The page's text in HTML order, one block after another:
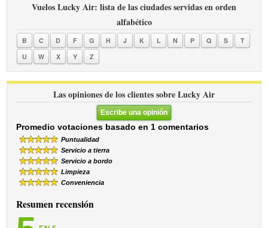
Vuelos Lucky Air: lista de las ciudades servidas en orden
alfabético
B C D F G H J K L N P Q S
T
U
W X Y Z
Las opiniones de los clientes sobre Lucky Air
Escribe una opinión
Promedio votaciones basado en 1 comentarios
Puntualidad
Servicio a tierra
Servicio a bordo
Limpieza
Conveniencia
Resumen recensión